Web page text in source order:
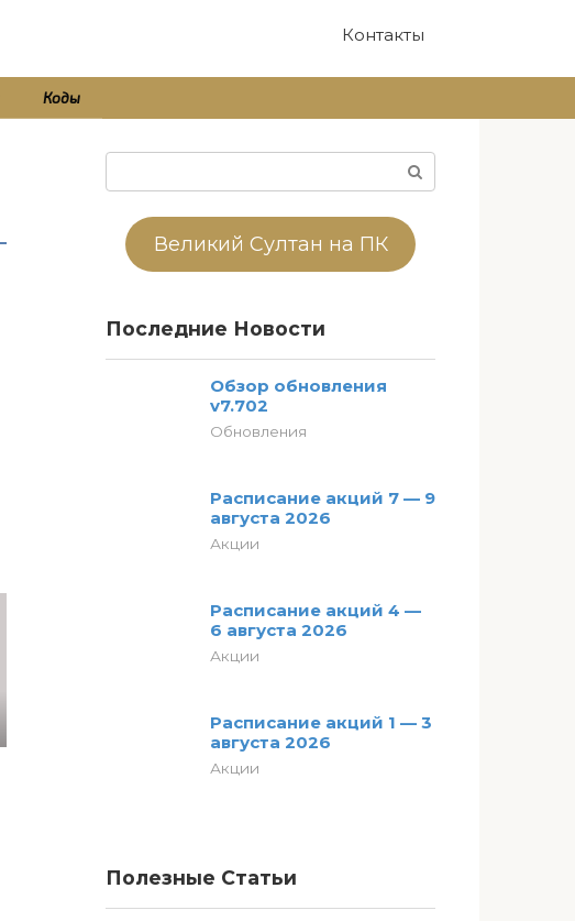
Контакты
Коды
Великий Султан на ПК
Последние Новости
Обзор обновления
v7.702
Обновления
Расписание акций 7 — 9
августа 2026
Акции
Расписание акций 4 —
6 августа 2026
Акции
Расписание акций 1 — 3
августа 2026
Акции
Полезные Статьи